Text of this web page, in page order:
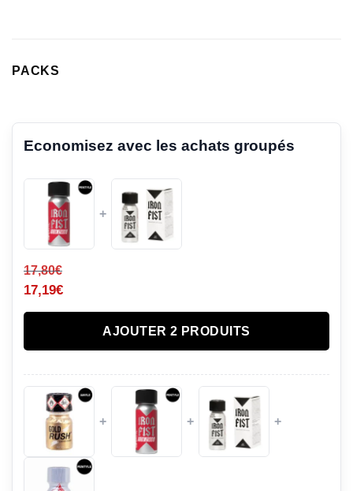
PACKS
Economisez avec les achats groupés
+
17,80€
17,19€
AJOUTER 2 PRODUITS
+ + +